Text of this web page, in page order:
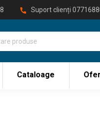
Suport clienți
Cataloage